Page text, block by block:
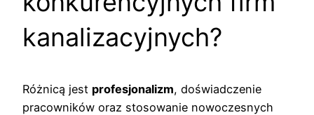
kanalizacyjnych?
Różnicą jest profesjonalizm, doświadczenie
pracowników oraz stosowanie nowoczesnych